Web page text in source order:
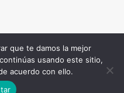
Somos Noticia COL
|Politica de
que te damos la mejor
usando este sitio,
acuerdo con ello.